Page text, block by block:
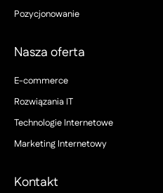
Pozycjonowanie
Nasza oferta
E-commerce
Rozwiązania IT
Technologie Internetowe
Marketing Internetowy
Kontakt